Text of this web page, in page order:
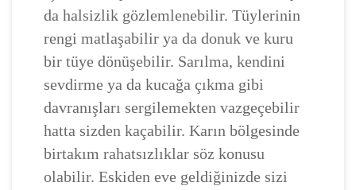
da halsizlik gözlemlenebilir. Tüylerinin
rengi matlaşabilir ya da donuk ve kuru
bir tüye dönüşebilir. Sarılma, kendini
sevdirme ya da kucağa çıkma gibi
davranışları sergilemekten vazgeçebilir
hatta sizden kaçabilir. Karın bölgesinde
birtakım rahatsızlıklar söz konusu
olabilir. Eskiden eve geldiğinizde sizi